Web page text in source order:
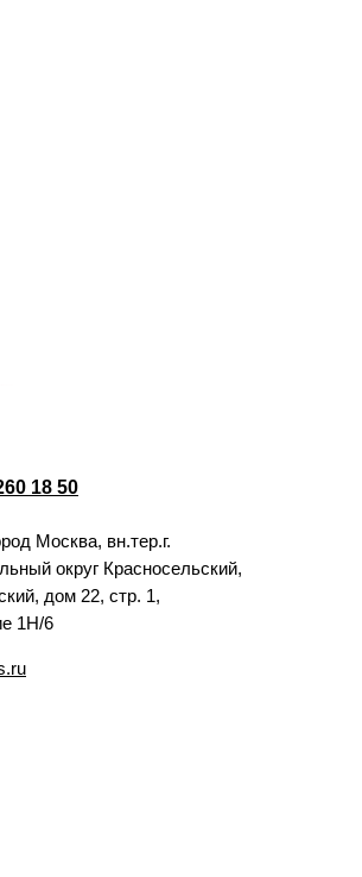
18 50
Москва, вн.тер.г.
округ Красносельский,
дом 22, стр. 1,
1Н/6